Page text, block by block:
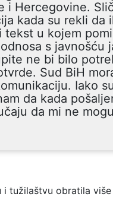
i Hercegovine.
kada su rekli da
tekst u kojem
s javnošću
ne bi bilo
Sud BiH
Iako
da kada
da mi ne
i tužilaštvu obratila